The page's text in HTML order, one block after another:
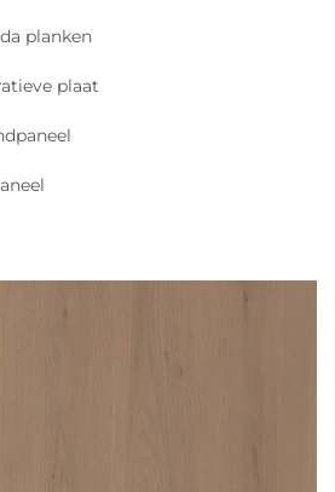
planken
plaat